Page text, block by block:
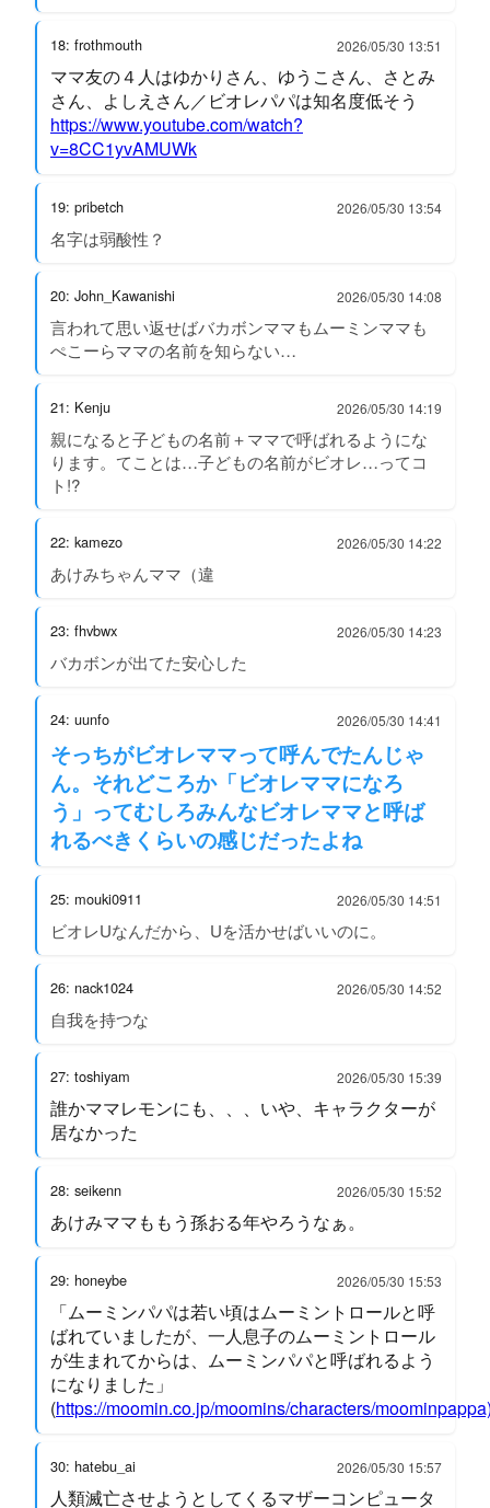
18: frothmouth 2026/05/30 13:51
ママ友の４人はゆかりさん、ゆうこさん、さとみ
さん、よしえさん／ビオレパパは知名度低そう
https://www.youtube.com/watch?
v=8CC1yvAMUWk
19: pribetch 2026/05/30 13:54
名字は弱酸性？
20: John_Kawanishi 2026/05/30 14:08
言われて思い返せばバカボンママもムーミンママも
ぺこーらママの名前を知らない…
21: Kenju 2026/05/30 14:19
親になると子どもの名前＋ママで呼ばれるようにな
ります。てことは…子どもの名前がビオレ…ってコ
ト!?
22: kamezo 2026/05/30 14:22
あけみちゃんママ（違
23: fhvbwx 2026/05/30 14:23
バカボンが出てた安心した
24: uunfo 2026/05/30 14:41
そっちがビオレママって呼んでたんじゃ
ん。それどころか「ビオレママになろ
う」ってむしろみんなビオレママと呼ば
れるべきくらいの感じだったよね
25: mouki0911 2026/05/30 14:51
ビオレUなんだから、Uを活かせばいいのに。
26: nack1024 2026/05/30 14:52
自我を持つな
27: toshiyam 2026/05/30 15:39
誰かママレモンにも、、、いや、キャラクターが
居なかった
28: seikenn 2026/05/30 15:52
あけみママももう孫おる年やろうなぁ。
29: honeybe 2026/05/30 15:53
「ムーミンパパは若い頃はムーミントロールと呼
ばれていましたが、一人息子のムーミントロール
が生まれてからは、ムーミンパパと呼ばれるよう
になりました」
(https://moomin.co.jp/moomins/characters/
30: hatebu_ai 2026/05/30 15:57
人類滅亡させようとしてくるマザーコンピュータ